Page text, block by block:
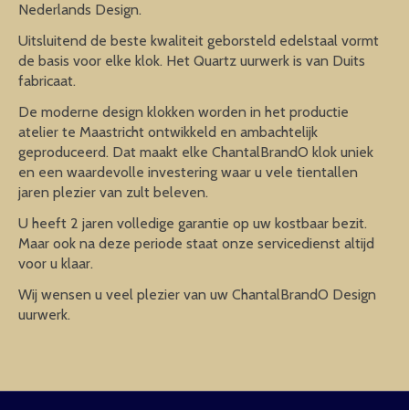
Nederlands Design.
Uitsluitend de beste kwaliteit geborsteld edelstaal vormt
de basis voor elke klok. Het Quartz uurwerk is van Duits
fabricaat.
De moderne design klokken worden in het productie
atelier te Maastricht ontwikkeld en ambachtelijk
geproduceerd. Dat maakt elke ChantalBrandO klok uniek
en een waardevolle investering waar u vele tientallen
jaren plezier van zult beleven.
U heeft 2 jaren volledige garantie op uw kostbaar bezit.
Maar ook na deze periode staat onze servicedienst altijd
voor u klaar.
Wij wensen u veel plezier van uw ChantalBrandO Design
uurwerk.